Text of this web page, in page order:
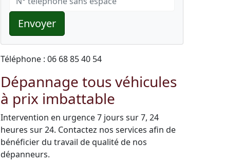
Envoyer
Téléphone : 06 68 85 40 54
Dépannage tous véhicules
à prix imbattable
Intervention en urgence 7 jours sur 7, 24
heures sur 24. Contactez nos services afin de
bénéficier du travail de qualité de nos
dépanneurs.